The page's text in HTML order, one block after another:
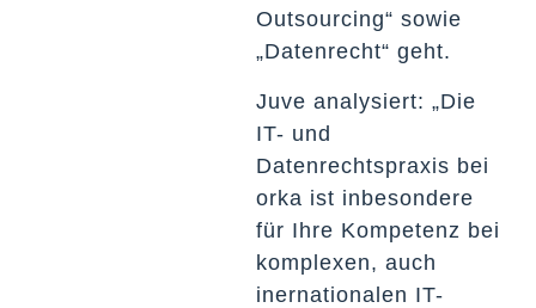
Outsourcing“ sowie
„Datenrecht“ geht.
Juve analysiert: „Die
IT- und
Datenrechtspraxis bei
orka ist inbesondere
für Ihre Kompetenz bei
komplexen, auch
inernationalen IT-